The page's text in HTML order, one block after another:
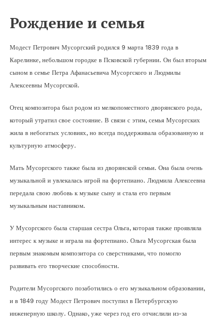
Рождение и семья
Модест Петрович Мусоргский родился 9 марта 1839 года в
Карелинке, небольшом городке в Псковской губернии. Он был вторым
сыном в семье Петра Афанасьевича Мусоргского и Людмилы
Алексеевны Мусоргской.
Отец композитора был родом из мелкопоместного дворянского рода,
который утратил свое состояние. В связи с этим, семья Мусоргских
жила в небогатых условиях, но всегда поддерживала образованную и
культурную атмосферу.
Мать Мусоргского также была из дворянской семьи. Она была очень
музыкальной и увлекалась игрой на фортепиано. Людмила Алексеевна
передала свою любовь к музыке сыну и стала его первым
музыкальным наставником.
У Мусоргского была старшая сестра Ольга, которая также проявляла
интерес к музыке и играла на фортепиано. Ольга Мусоргская была
первым знакомым композитора со сверстниками, что помогло
развивать его творческие способности.
Родители Мусоргского позаботились о его музыкальном образовании,
и в 1849 году Модест Петрович поступил в Петербургскую
инженерную школу. Однако, уже через год его отчислили из-за